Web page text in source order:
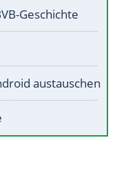
Geschichte
austauschen